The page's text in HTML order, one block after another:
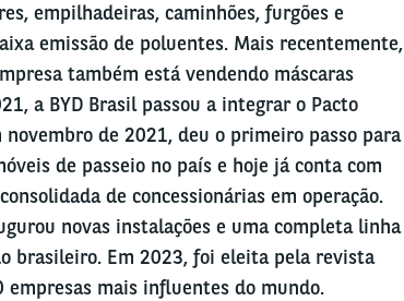
empilhadeiras, caminhões, furgões e
emissão de poluentes. Mais recentemente,
também está vendendo máscaras
a BYD Brasil passou a integrar o Pacto
novembro de 2021, deu o primeiro passo para
de passeio no país e hoje já conta com
de concessionárias em operação.
novas instalações e uma completa linha
brasileiro. Em 2023, foi eleita pela revista
empresas mais influentes do mundo.